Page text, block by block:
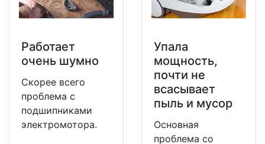
Работает
очень шумно
Скорее всего
проблема с
подшипниками
электромотора.
Упала
мощность,
почти не
всасывает
пыль и мусор
Основная
проблема со